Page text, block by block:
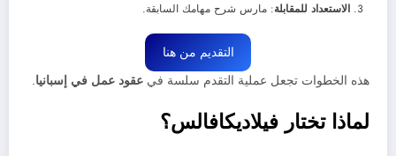
الاستعداد للمقابلة: مارس شرح مهامك السابقة.
التقديم من هنا
هذه الخطوات تجعل عملية التقدم سلسة في عقود عمل في إسبانيا.
لماذا تختار فيلاديكافالس؟